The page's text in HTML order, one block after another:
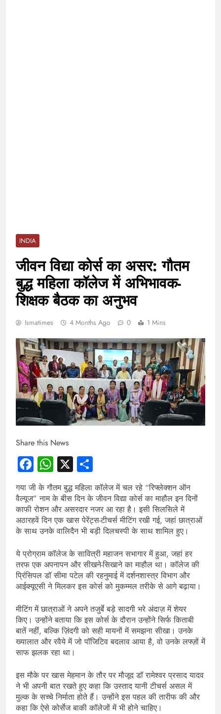
INDIA
जीवन विद्या कोर्स का असर: गौतम
बुद्ध महिला कॉलेज में अभिभावक-
शिक्षक बैठक का अनुभव
Ismatimes 4 Months Ago 0 1 Mins
Share this News
Facebook
WhatsApp
X
गया जी के गौतम बुद्ध महिला कॉलेज में चल रहे “रिफ्लेक्शन ऑन
वैल्यूज” नाम के बीस दिन के जीवन विद्या कोर्स का माहौल इन दिनों
काफी रोशन और असरदार नजर आ रहा है। इसी सिलसिले में
अठारहवें दिन एक खास पेरेंट्स-टीचर्स मीटिंग रखी गई, जहां छात्राओं
के साथ उनके वालिदैन भी बड़ी दिलचस्पी के साथ शामिल हुए।
ये प्रोग्राम कॉलेज के सावित्री महाजन सभागार में हुआ, जहां हर
तरफ एक अपनापन और सीखने-सिखाने का माहौल था। कॉलेज की
प्रिंसिपल डॉ सीमा पटेल की रहनुमाई में दर्शनशास्त्र विभाग और
आईक्यूएसी ने मिलकर इस कोर्स को मुकम्मल तरीके से आगे बढ़ाया।
मीटिंग में छात्राओं ने अपने तजुर्बे बड़े सादगी भरे अंदाज़ में शेयर
किए। उन्होंने बताया कि इस कोर्स के दौरान उन्होंने सिर्फ किताबी
बातें नहीं, बल्कि ज़िंदगी को सही मायनों में समझना सीखा। उनके
ख्यालात और रवैये में जो पॉजिटिव बदलाव आया है, वो उनके लफ्ज़ों में
साफ झलक रहा था।
इस मौके पर खास मेहमान के तौर पर मौजूद डॉ रामेश्वर प्रसाद यादव
ने भी अपनी बात रखते हुए कहा कि उस्ताद यानी टीचर्स असल में
मुल्क के सच्चे निर्माता होते हैं। उन्होंने इस पहल की तारीफ की और
कहा कि ऐसे कोर्सेज बाकी कॉलेजों में भी होने चाहिए।